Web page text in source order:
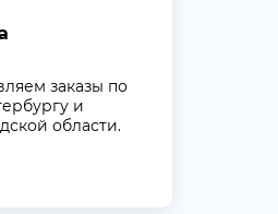
заказы по
и
области.